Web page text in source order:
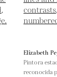
Elizabeth
Pintora
reconocida